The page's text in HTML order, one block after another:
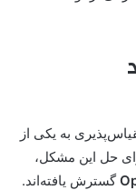
به یکی از
حل این مشکل،
گسترش یافته‌اند.